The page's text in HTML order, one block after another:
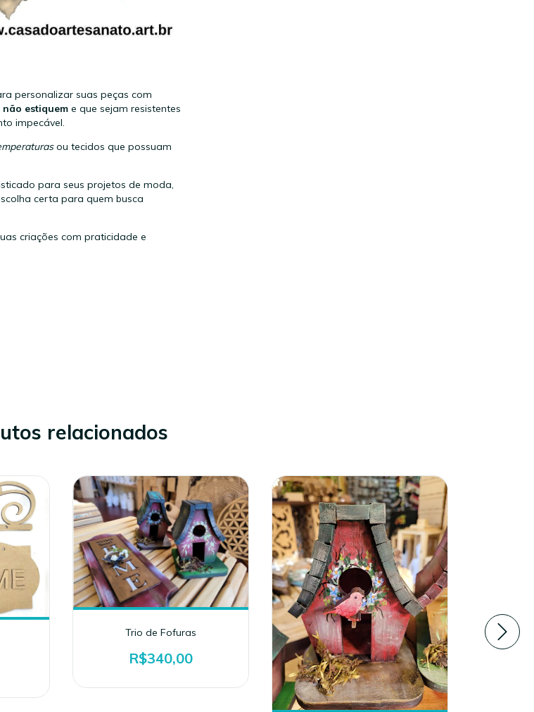
personalizar suas peças com
não estiquem e que sejam resistentes
impecável.
ou tecidos que possuam
para seus projetos de moda,
certa para quem busca
criações com praticidade e
relacionados
Trio de Fofuras
R$340,00